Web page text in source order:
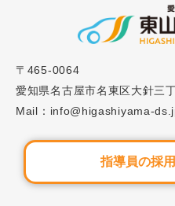
ントを徹底解説」
ブログ
#6「意外と時間がかかる
ールの組み方を解説しま
〒465-0064
愛知県名古屋市名東区大針三
Mail：info@higashiyama-
指導員の採